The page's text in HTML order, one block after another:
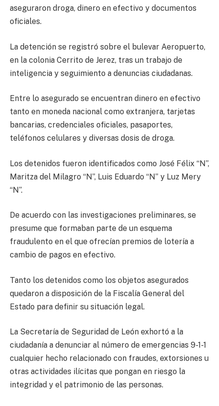
aseguraron droga, dinero en efectivo y documentos
oficiales.
La detención se registró sobre el bulevar Aeropuerto,
en la colonia Cerrito de Jerez, tras un trabajo de
inteligencia y seguimiento a denuncias ciudadanas.
Entre lo asegurado se encuentran dinero en efectivo
tanto en moneda nacional como extranjera, tarjetas
bancarias, credenciales oficiales, pasaportes,
teléfonos celulares y diversas dosis de droga.
Los detenidos fueron identificados como José Félix “N”,
Maritza del Milagro “N”, Luis Eduardo “N” y Luz Mery
“N”.
De acuerdo con las investigaciones preliminares, se
presume que formaban parte de un esquema
fraudulento en el que ofrecían premios de lotería a
cambio de pagos en efectivo.
Tanto los detenidos como los objetos asegurados
quedaron a disposición de la Fiscalía General del
Estado para definir su situación legal.
La Secretaría de Seguridad de León exhortó a la
ciudadanía a denunciar al número de emergencias 9-1-1
cualquier hecho relacionado con fraudes, extorsiones u
otras actividades ilícitas que pongan en riesgo la
integridad y el patrimonio de las personas.